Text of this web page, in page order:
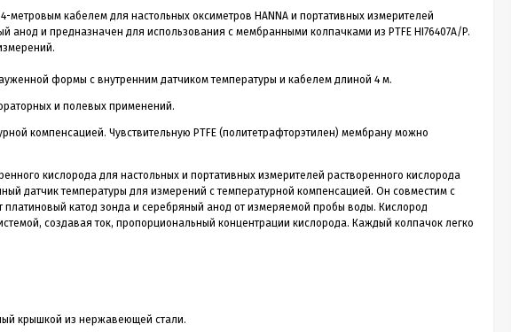
XP1. Диапазон
точность 1,5 мм.
Пифагор,
которая на основании
проложения,...
4 390Р
в 1 клик
30 метров. Эргономичный корпус с большой
кнопкой управления, нажимать на которую
аккумулятор. Зарядка через кабель micro-USB
1 990Р
метровым кабелем для настольных оксиметров HANNA и портативных измерителей
анод и предназначен для использования с мембранными колпачками из PTFE HI76407A/P.
формы с внутренним датчиком температуры и кабелем длиной 4 м.
и полевых применений.
компенсацией. Чувствительную PTFE (политетрафторэтилен) мембрану можно
кислорода для настольных и портативных измерителей растворенного кислорода
датчик температуры для измерений с температурной компенсацией. Он совместим с
катод зонда и серебряный анод от измеряемой пробы воды. Кислород
создавая ток, пропорциональный концентрации кислорода. Каждый колпачок легко
крышкой из нержавеющей стали.